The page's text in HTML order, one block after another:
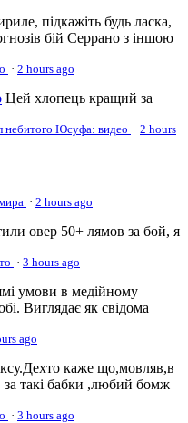
підкажіть будь ласка,
бій Серрано з іншою
· 2 hours ago
Цей хлопець кращий за
небитого Юсуфа: видео · 2 hours
· 2 hours ago
овер 50+ лямов за бой, я
· 3 hours ago
умови в медійному
Виглядає як свідома
ago
каже що,мовляв,в
такі бабки ,любий бомж
· 3 hours ago